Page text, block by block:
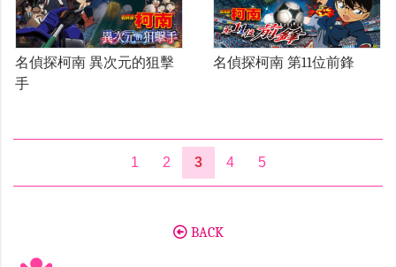
名偵探柯南 異次元的狙擊
手
名偵探柯南 第11位前鋒
1 2 3 4 5
BACK